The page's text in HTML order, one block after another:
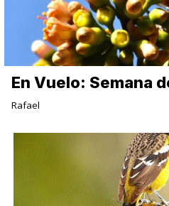
En Vuelo: Semana
Rafael